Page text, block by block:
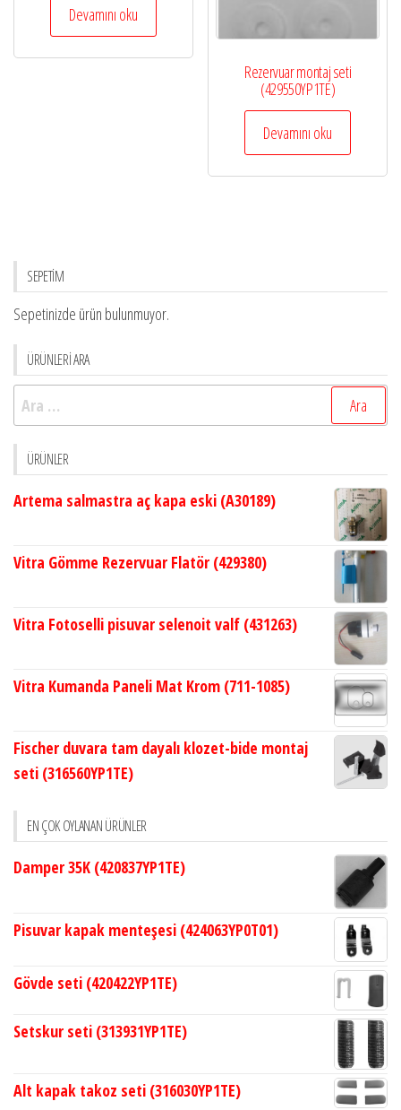
Devamını oku
Rezervuar montaj seti
(429550YP1TE)
Devamını oku
SEPETİM
Sepetinizde ürün bulunmuyor.
ÜRÜNLERİ ARA
Arama:
ÜRÜNLER
Artema salmastra aç kapa eski (A30189)
Vitra Gömme Rezervuar Flatör (429380)
Vitra Fotoselli pisuvar selenoit valf (431263)
Vitra Kumanda Paneli Mat Krom (711-1085)
Fischer duvara tam dayalı klozet-bide montaj
seti (316560YP1TE)
EN ÇOK OYLANAN ÜRÜNLER
Damper 35K (420837YP1TE)
Pisuvar kapak menteşesi (424063YP0T01)
Gövde seti (420422YP1TE)
Setskur seti (313931YP1TE)
Alt kapak takoz seti (316030YP1TE)